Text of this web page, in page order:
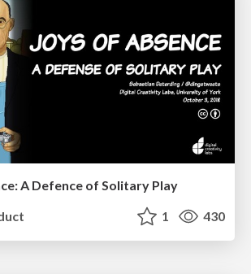
A Defence of Solitary Play
1 430